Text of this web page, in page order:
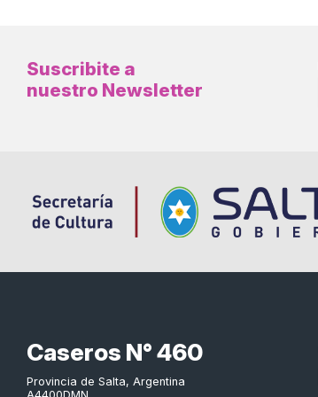
Suscribite a
nuestro Newsletter
Caseros N° 460
Provincia de Salta, Argentina